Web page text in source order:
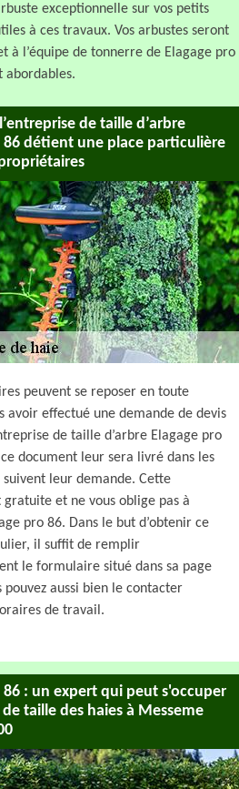
exceptionnelle sur vos petits
à ces travaux. Vos arbustes seront
à l’équipe de tonnerre de Elagage pro
abordables.
de taille d’arbre
86 détient une place particulière
peuvent se reposer en toute
avoir effectué une demande de devis
de taille d’arbre Elagage pro
document leur sera livré dans les
suivent leur demande. Cette
gratuite et ne vous oblige pas à
pro 86. Dans le but d’obtenir ce
il suffit de remplir
le formulaire situé dans sa page
pouvez aussi bien le contacter
de travail.
86 : un expert qui peut s'occuper
taille des haies à Messeme